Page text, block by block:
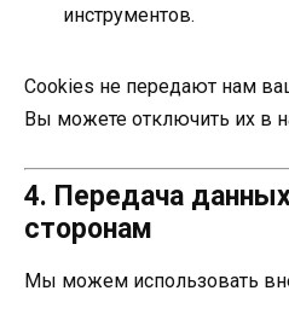
инструментов.
Cookies не передают нам
Вы можете отключить их в
4. Передача
сторонам
Мы можем использовать